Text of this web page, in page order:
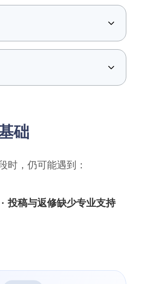
础
时，仍可能遇到：
· 投稿与返修缺少专业支持